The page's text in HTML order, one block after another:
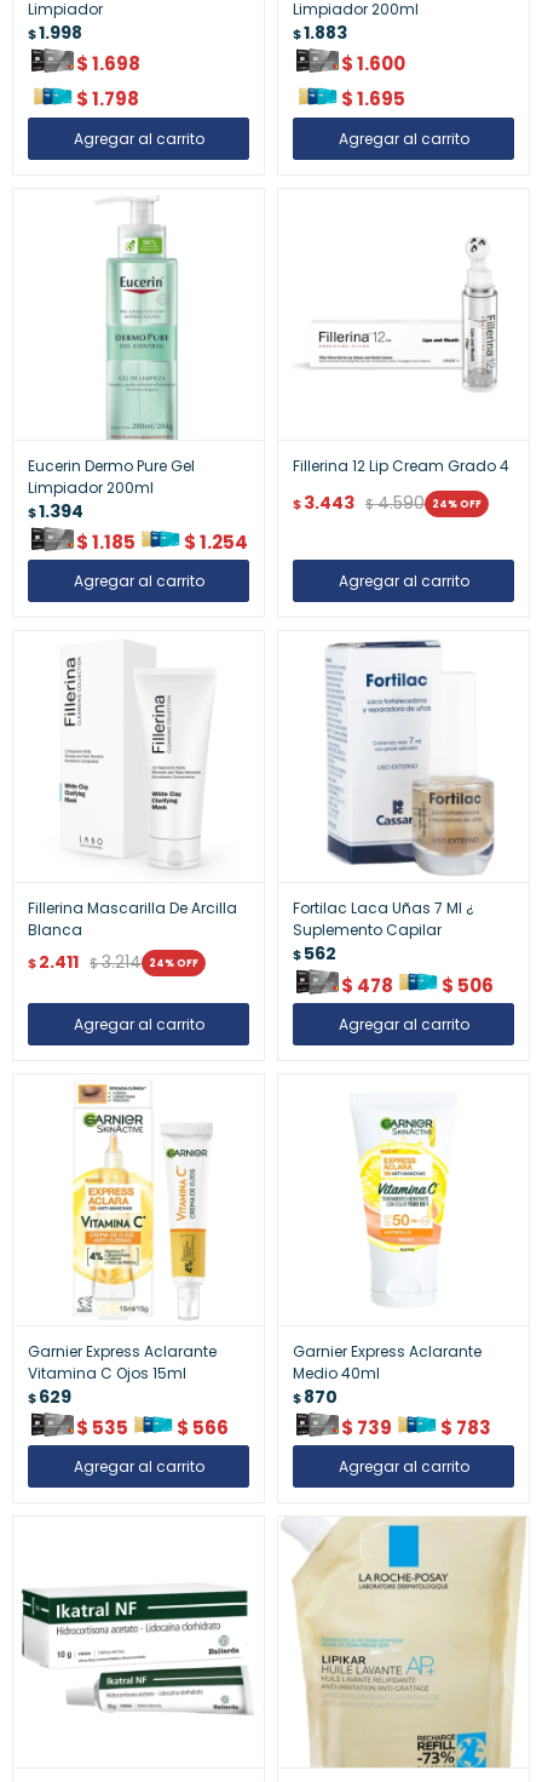
Limpiador
$1.998
$1.698
$1.798
Limpiador 200ml
$1.883
$1.600
$1.695
Eucerin Dermo Pure Gel
Limpiador 200ml
$1.394
$1.185 $1.254
Fillerina 12 Lip Cream Grado 4
$3.443 $4.590 24
Fillerina Mascarilla De Arcilla
Blanca
$2.411 $3.214 24
Fortilac Laca Uñas 7 Ml ¿
Suplemento Capilar
$562
$ 478 $ 506
Garnier Express Aclarante
Vitamina C Ojos 15ml
$629
$ 535 $ 566
Garnier Express Aclarante
Medio 40ml
$870
$ 739 $ 783